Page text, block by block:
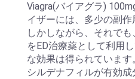
Viagra(バイアグラ)
イザーには、多少の副作
しかしながら、それで
をED治療薬として利用
な効果は得られています
シルデナフィルが有効